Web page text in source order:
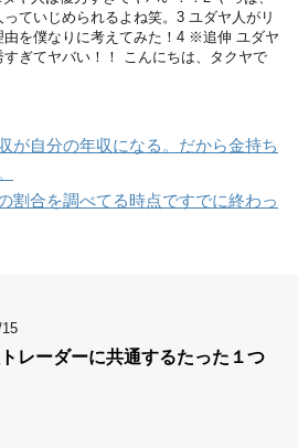
っていじめられるよね笑。3 ユダヤ人がリ
由を僕なりに考えてみた！4 ※追伸 ユダヤ
すぎてヤバい！！ こんにちは、タクヤで
が自分の年収になる。だから金持ち
割合を調べてる時点ですでに終わっ
レーダーに共通するたった１つ